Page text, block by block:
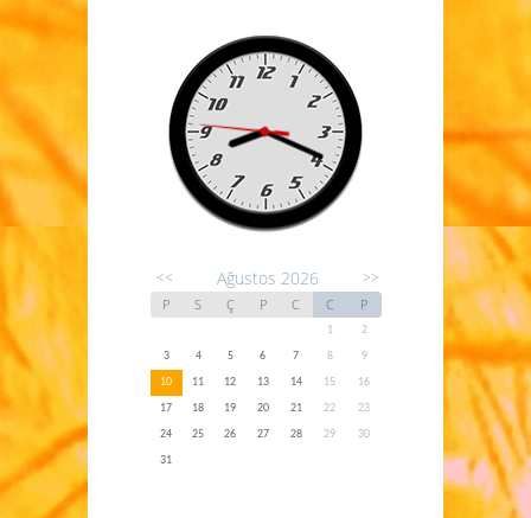
<< Ağustos 2026 >>
P S Ç P C C P
1
2
3
4 5 6 7 8
9
10
11 12 13 14 15
16
17
18 19 20 21 22
23
24
25 26 27 28 29
30
31